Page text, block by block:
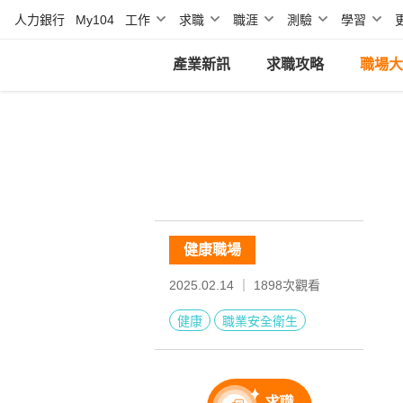
人力銀行 My104 工作 求職 職涯 測驗 學習
產業新訊 求職攻略 職場
健康職場
2025.02.14 ｜ 1898次觀看
健康 職業安全衛生